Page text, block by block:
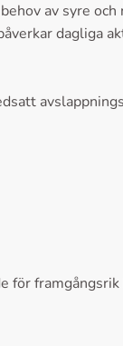
av syre
dagliga